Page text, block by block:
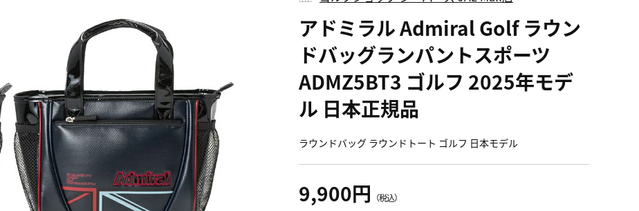
アドミラル Admiral Golf ラウン
ドバッグランパントスポーツ
ADMZ5BT3 ゴルフ 2025年モデ
ル 日本正規品
ラウンドバッグ ラウンドトート ゴルフ 日本モデル
9,900円 （税込）